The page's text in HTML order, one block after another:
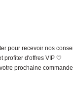
pour recevoir nos
profiter d'offres VIP 🤍
prochaine